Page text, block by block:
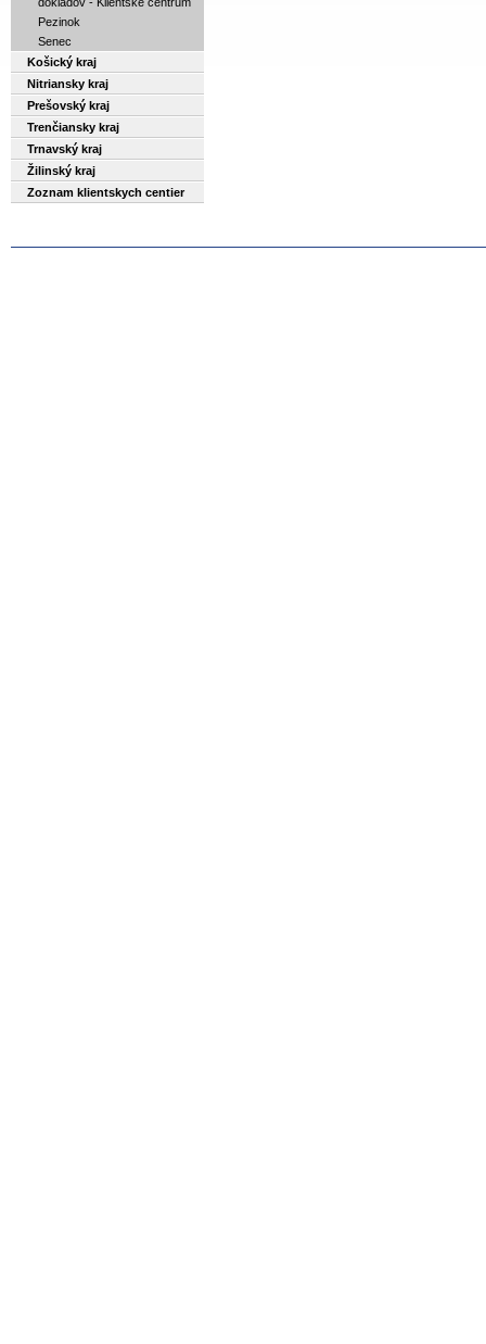
Pezinok
Senec
Košický kraj
Nitriansky kraj
Prešovský kraj
Trenčiansky kraj
Trnavský kraj
Žilinský kraj
Zoznam klientskych centier